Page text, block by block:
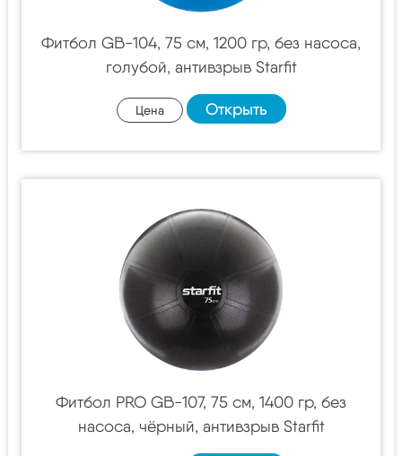
Фитбол GB-104, 75 см, 1200 гр, без насоса,
голубой, антивзрыв Starfit
Цена Открыть
Фитбол PRO GB-107, 75 см, 1400 гр, без
насоса, чёрный, антивзрыв Starfit